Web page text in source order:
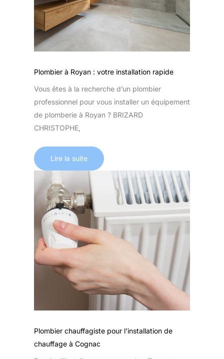
Plombier à Royan : votre installation rapide
Vous êtes à la recherche d’un plombier
professionnel pour vous installer un équipement
de plomberie à Royan ? BRIZARD
CHRISTOPHE,
Lire la suite
Plombier chauffagiste pour l’installation de
chauffage à Cognac